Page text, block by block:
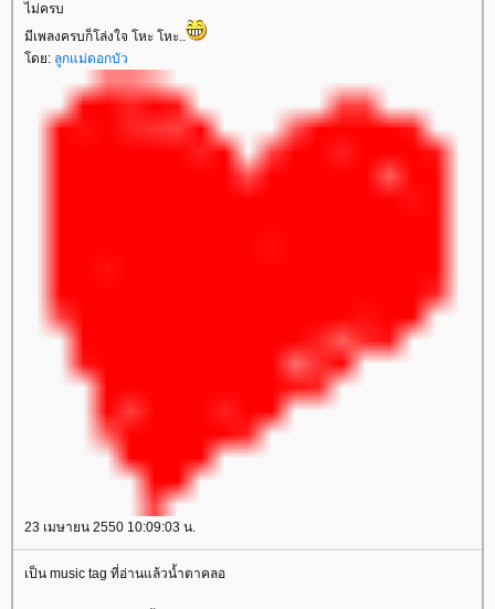
ไม่ครบ
มีเพลงครบก็โล่งใจ โหะ โหะ..
ดย: ลูกแม่ดอกบัว
23 เมษายน 2550 10:09:03 น.
เป็น music tag ที่อ่านแล้วน้ำตาคลอ